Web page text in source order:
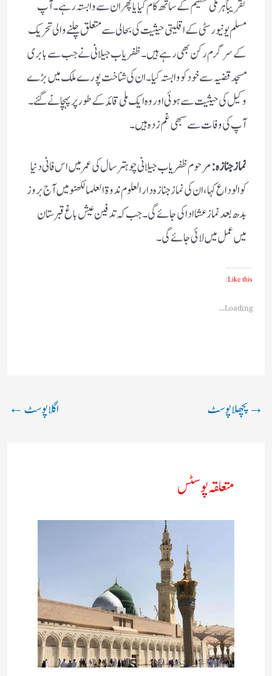
تقریباً ہر ملی تنظیم کے ساتھ کام کیا یا پھران سے وابستہ رہے۔ آپ
مسلم یونیورسٹی کے اقلیتی حیثیت کی بحالی سے متعلق چلنے والی تحریک
کے سرگرم رکن بھی رہے ہیں۔ ظفریاب جیلانی نے جب سے بابری
مسجد قضیہ سے خود کو وابستہ کیا۔ ان کی شناخت پورے ملک میں بڑے
وکیل کی حیثیت سے ہوئی اوروہ ایک ملی قائد کے طور پرپہچانے گئے۔
آپ کی وفات سے سبھی غم زدہ ہیں۔
نماز جنازہ :مرحوم ظفر یاب جیلانی چوہتر سال کی عمر میں اس فانی دنیا
کو الوداع کہا، ان کی نماز جنازہ دارالعلوم ندوۃ العلما لکھنو میں آج بروز
بدھ بعد نماز عشا ادا کی جائے گی۔ جب کہ تدفین عیش باغ قبرستان
میں عمل میں لائی جائے گی۔
Like this:
Loading...
→پچھلا پوسٹ اگلا پوسٹ←
متعلقہ پوسٹس